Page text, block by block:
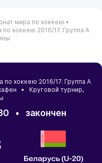
мира по хоккею •
хоккею 2016/17. Группа А
хоккею 2016/17. Группа А
• Круговой турнир,
• закончен
Беларусь (U-20)